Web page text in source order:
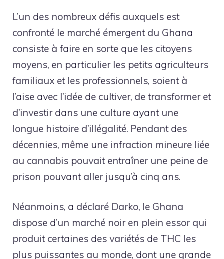
L’un des nombreux défis auxquels est
confronté le marché émergent du Ghana
consiste à faire en sorte que les citoyens
moyens, en particulier les petits agriculteurs
familiaux et les professionnels, soient à
l’aise avec l’idée de cultiver, de transformer et
d’investir dans une culture ayant une
longue histoire d’illégalité. Pendant des
décennies, même une infraction mineure liée
au cannabis pouvait entraîner une peine de
prison pouvant aller jusqu’à cinq ans.
Néanmoins, a déclaré Darko, le Ghana
dispose d’un marché noir en plein essor qui
produit certaines des variétés de THC les
plus puissantes au monde, dont une grande